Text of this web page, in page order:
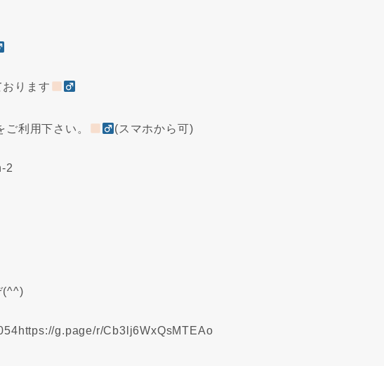
ります
利用下さい。
(スマホから可)
2
(^^)
g.page/r/Cb3lj6WxQsMTEAo